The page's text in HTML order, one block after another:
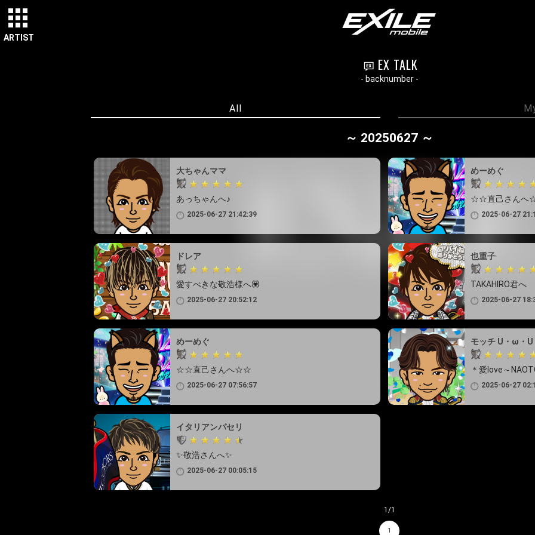
ARTIST
EX TALK
- backnumber -
All
～ 20250627 ～
大ちゃんママ
あっちゃんへ♪
2025-06-27 21:42:39
めーめぐ
☆☆直己さん
2025-06-27
ドレア
愛すべきな敬浩様へ💟
2025-06-27 20:52:12
也重子
TAKAHIRO君へ
2025-06-27
めーめぐ
☆☆直己さんへ☆☆
2025-06-27 07:56:57
モッチ U・ω・U
＊愛love～
2025-06-27
イタリアンパセリ
✨敬浩さんへ✨
2025-06-27 00:05:15
1/1
1